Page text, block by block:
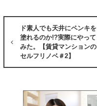
ド素人でも天井にペンキを
塗れるのか!?実際にやって
みた。【賃貸マンションの
セルフリノベ＃2】